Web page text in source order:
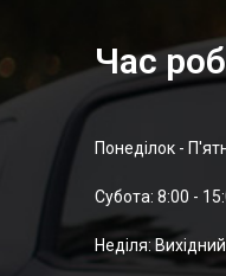
Час
Понеділок -
Суботa: 8:00 -
Неділя: Вихідний